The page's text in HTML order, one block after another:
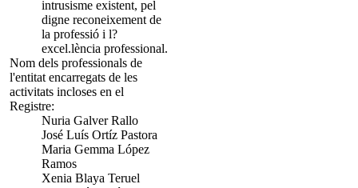
intrusisme existent, pel
digne reconeixement de
la professió i l?
excel.lència professional.
Nom dels professionals de
l'entitat encarregats de les
activitats incloses en el
Registre:
Nuria Galver Rallo
José Luís Ortíz Pastora
Maria Gemma López
Ramos
Xenia Blaya Teruel